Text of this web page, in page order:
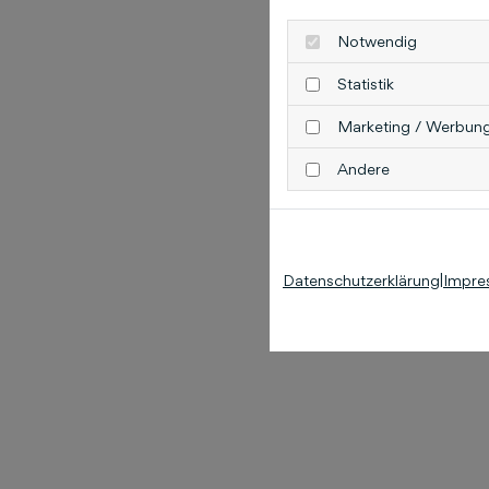
Notwendig
Statistik
Marketing /
Andere
Datenschutzerklärung